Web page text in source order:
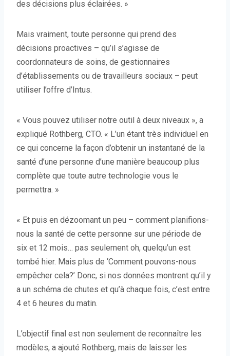
des décisions plus éclairées. »
Mais vraiment, toute personne qui prend des
décisions proactives – qu’il s’agisse de
coordonnateurs de soins, de gestionnaires
d’établissements ou de travailleurs sociaux – peut
utiliser l’offre d’Intus.
« Vous pouvez utiliser notre outil à deux niveaux », a
expliqué Rothberg, CTO. « L’un étant très individuel en
ce qui concerne la façon d’obtenir un instantané de la
santé d’une personne d’une manière beaucoup plus
complète que toute autre technologie vous le
permettra. »
« Et puis en dézoomant un peu – comment planifions-
nous la santé de cette personne sur une période de
six et 12 mois… pas seulement oh, quelqu’un est
tombé hier. Mais plus de ‘Comment pouvons-nous
empêcher cela?’ Donc, si nos données montrent qu’il y
a un schéma de chutes et qu’à chaque fois, c’est entre
4 et 6 heures du matin.
L’objectif final est non seulement de reconnaître les
modèles, a ajouté Rothberg, mais de laisser les